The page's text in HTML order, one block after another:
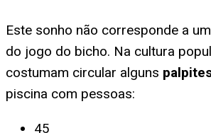
Este sonho não corresponde a
do jogo do bicho. Na cultura
costumam circular alguns
piscina com pessoas:
45